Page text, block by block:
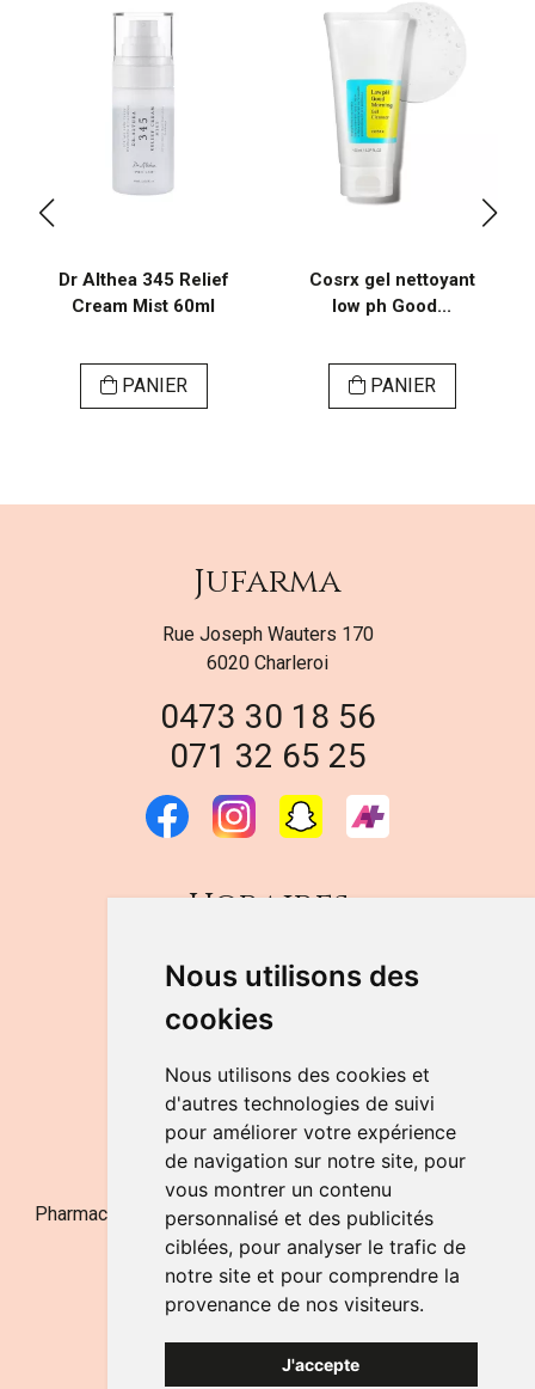
Nous utilisons des
cookies
Nous utilisons des cookies et
d'autres technologies de suivi
pour améliorer votre expérience
de navigation sur notre site, pour
vous montrer un contenu
personnalisé et des publicités
ciblées, pour analyser le trafic de
notre site et pour comprendre la
provenance de nos visiteurs.
J'accepte
Dr Althea 345 Relief
Cream Mist 60ml
PANIER
Cosrx gel nettoyant
low ph Good...
PANIER
Jufarma
Rue Joseph Wauters 170
6020 Charleroi
0473 30 18 56
071 32 65 25
Horaires
DU LUNDI AU VENDREDI
de 9h à 12h30 et de 14h à 18h
LE SAMEDI
de 9h à 12h30
NOUS CONTACTER
Pharmacie Jufarma - Fatima Abachra - APB 521704 - N°
Entreprise BE0882-700-592